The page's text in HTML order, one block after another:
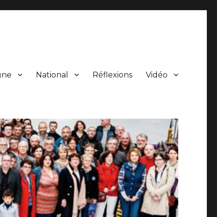
National Réflexions Vidéo